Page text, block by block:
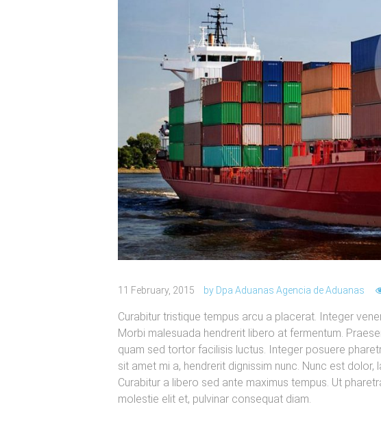
11 February, 2015 by Dpa Aduanas Agencia de Aduanas
Curabitur tristique tempus arcu a placerat. Integer
Morbi malesuada hendrerit libero at fermentum.
quam sed tortor facilisis luctus. Integer posuere
sit amet mi a, hendrerit dignissim nunc. Nunc est
Curabitur a libero sed ante maximus tempus. Ut
molestie elit et, pulvinar consequat diam.